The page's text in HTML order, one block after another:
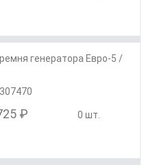
генератора Евро-5 /
₽ 0 шт.